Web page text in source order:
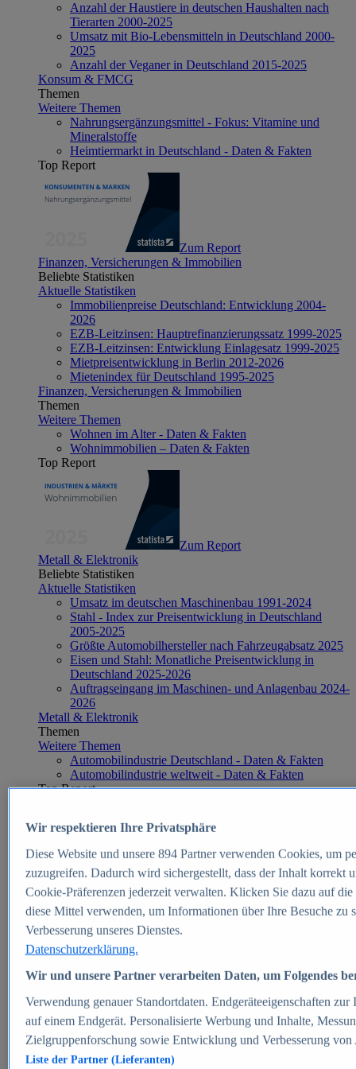
Anzahl der Haustiere in deutschen Haushalten nach
Tierarten 2000-2025
Umsatz mit Bio-Lebensmitteln in Deutschland 2000-
2025
Anzahl der Veganer in Deutschland 2015-2025
Konsum & FMCG
Themen
Weitere Themen
Nahrungsergänzungsmittel - Fokus: Vitamine und
Mineralstoffe
Heimtiermarkt in Deutschland - Daten & Fakten
Top Report
Zum Report
Finanzen, Versicherungen & Immobilien
Beliebte Statistiken
Aktuelle Statistiken
Immobilienpreise Deutschland: Entwicklung 2004-
2026
EZB-Leitzinsen: Hauptrefinanzierungssatz 1999-2025
EZB-Leitzinsen: Entwicklung Einlagesatz 1999-2025
Mietpreisentwicklung in Berlin 2012-2026
Mietenindex für Deutschland 1995-2025
Finanzen, Versicherungen & Immobilien
Themen
Weitere Themen
Wohnen im Alter - Daten & Fakten
Wohnimmobilien – Daten & Fakten
Top Report
Zum Report
Metall & Elektronik
Beliebte Statistiken
Aktuelle Statistiken
Umsatz im deutschen Maschinenbau 1991-2024
Stahl - Index zur Preisentwicklung in Deutschland
2005-2025
Größte Automobilhersteller nach Fahrzeugabsatz 2025
Eisen und Stahl: Monatliche Preisentwicklung in
Deutschland 2025-2026
Auftragseingang im Maschinen- und Anlagenbau 2024-
2026
Metall & Elektronik
Themen
Weitere Themen
Automobilindustrie Deutschland - Daten & Fakten
Automobilindustrie weltweit - Daten & Fakten
Top Report
Zum Report
E-commerce
Beliebte Statistiken
Aktuelle Statistiken
E-Commerce - Entwicklung des Umsatzes in
Deutschland 1999-2025
Umsatz von Amazon in Deutschland und weltweit
2010-2025
B2C-E-Commerce: Top-50 Online Shops in
Deutschland 2024
Marktanteile von Online-Zahlungsverfahren in
Deutschland 2024
Umsatzstarke Warengruppen im Online-Handel in
Deutschland 2023-2025
Wir respektieren Ihre Privatsphäre
Diese Website und unsere 894Partner verwenden Cookies, um
zuzugreifen. Dadurch wird sichergestellt, dass der Inhalt korrekt
Cookie-Präferenzen jederzeit verwalten. Klicken Sie dazu auf
diese Mittel verwenden, um Informationen über Ihre Besuche
Verbesserung unseres Dienstes.
Datenschutzerklärung.
Wir und unsere Partner verarbeiten Daten, um Folgendes
Verwendung genauer Standortdaten. Endgeräteeigenschaften
auf einem Endgerät. Personalisierte Werbung und Inhalte,
Zielgruppenforschung sowie Entwicklung und Verbesserung von
Liste der Partner (Lieferanten)